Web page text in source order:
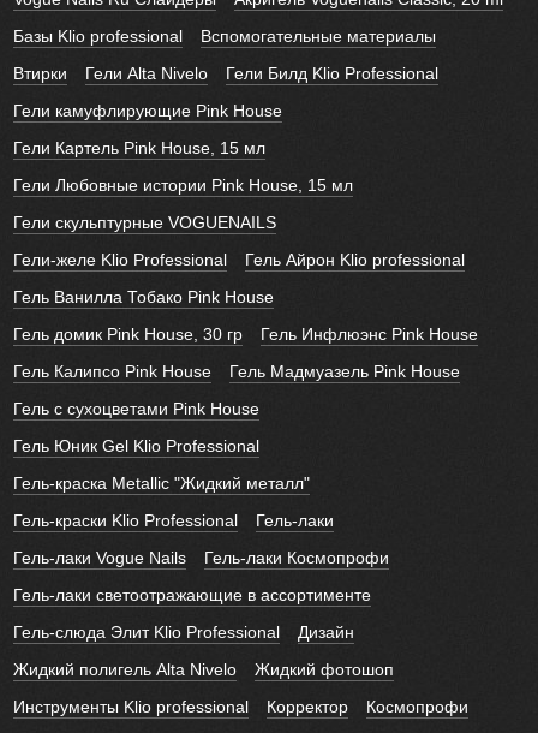
Базы Klio professional
Вспомогательные материалы
Втирки
Гели Alta Nivelo
Гели Билд Klio Professional
Гели камуфлирующие Pink House
Гели Картель Pink House, 15 мл
Гели Любовные истории Pink House, 15 мл
Гели скульптурные VOGUENAILS
Гели-желе Klio Professional
Гель Айрон Klio professional
Гель Ванилла Тобако Pink House
Гель домик Pink House, 30 гр
Гель Инфлюэнс Pink House
Гель Калипсо Pink House
Гель Мадмуазель Pink House
Гель с сухоцветами Pink House
Гель Юник Gel Klio Professional
Гель-краска Metallic "Жидкий металл"
Гель-краски Klio Professional
Гель-лаки
Гель-лаки Vogue Nails
Гель-лаки Космопрофи
Гель-лаки светоотражающие в ассортименте
Гель-слюда Элит Klio Professional
Дизайн
Жидкий полигель Alta Nivelo
Жидкий фотошоп
Инструменты Klio professional
Корректор
Космопрофи